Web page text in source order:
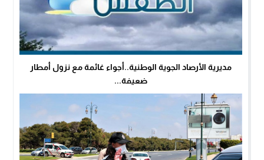
مديرية الأرصاد الجوية الوطنية..أجواء غائمة مع نزول أمطار
ضعيفة...